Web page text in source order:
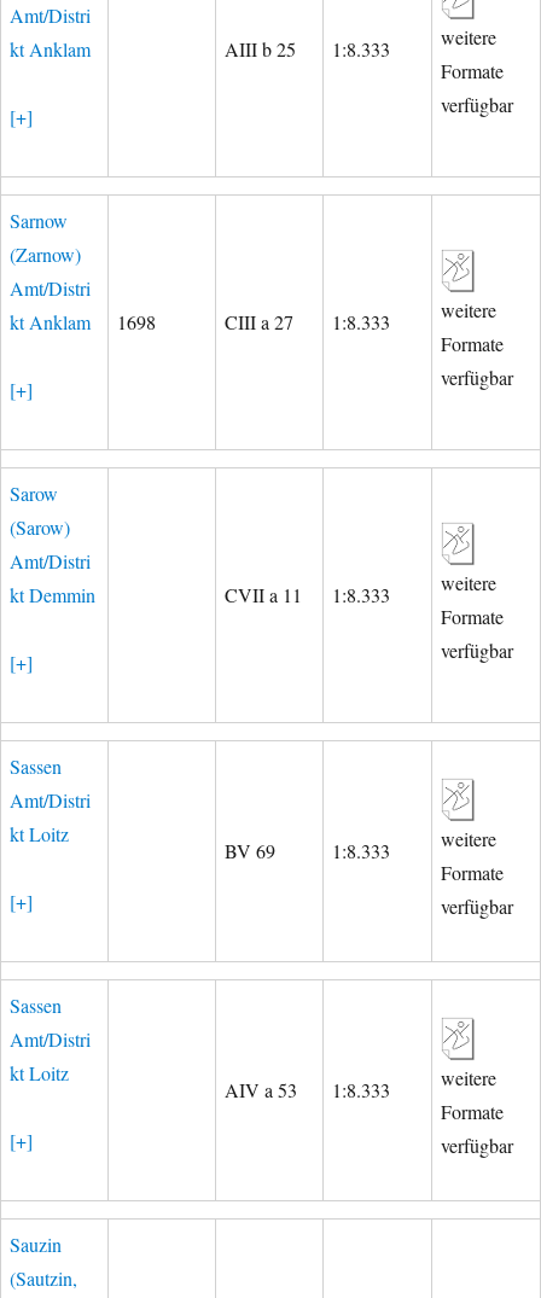
Amt/Distri
kt Anklam
[+]
AIII b 25 1:8.333
weitere
Formate
verfügbar
Sarnow
(Zarnow)
Amt/Distri
kt Anklam
[+]
1698 CIII a 27 1:8.333
weitere
Formate
verfügbar
Sarow
(Sarow)
Amt/Distri
kt Demmin
[+]
CVII a 11 1:8.333
weitere
Formate
verfügbar
Sassen
Amt/Distri
kt Loitz
[+]
BV 69 1:8.333
weitere
Formate
verfügbar
Sassen
Amt/Distri
kt Loitz
[+]
AIV a 53 1:8.333
weitere
Formate
verfügbar
Sauzin
(Sautzin,